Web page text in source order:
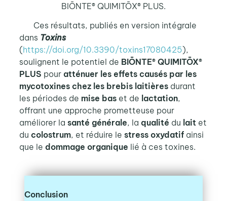
BIŌNTE® QUIMITŌX® PLUS.
Ces résultats, publiés en version intégrale
dans Toxins
(https://doi.org/10.3390/toxins17080425),
soulignent le potentiel de BIŌNTE® QUIMITŌX®
PLUS pour atténuer les effets causés par les
mycotoxines chez les brebis laitièresdurant
les périodes de mise baset de lactation,
offrant une approche prometteuse pour
améliorer la santé générale, la qualité du laitet
du colostrum, et réduire le stress oxydatifainsi
que le dommage organique lié à ces toxines.
Conclusion